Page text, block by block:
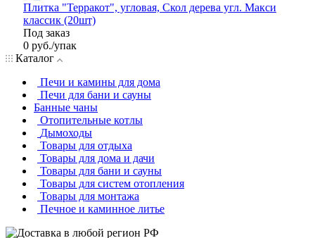
Плитка "Терракот", угловая, Скол дерева угл. Макси
классик (20шт)
Под заказ
0 руб./упак
Каталог
Печи и камины для дома
Печи для бани и сауны
Банные чаны
Отопительные котлы
Дымоходы
Товары для отдыха
Товары для дома и дачи
Товары для бани и сауны
Товары для систем отопления
Товары для монтажа
Печное и каминное литье